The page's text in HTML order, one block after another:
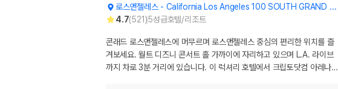
로스앤젤레스- California Los Angeles 100 SOUTH GRAND AVENUE
4.7(521)5성급호텔/리조트
콘래드 로스앤젤레스에 머무르며 로스앤젤레스 중심의 편리한 위치를 즐
겨보세요. 월트 디즈니 콘서트 홀 가까이에 자리하고 있으며 L.A. 라이브
까지 차로 3분 거리에 있습니다. 이 럭셔리 호텔에서 크립토닷컴 아레나…